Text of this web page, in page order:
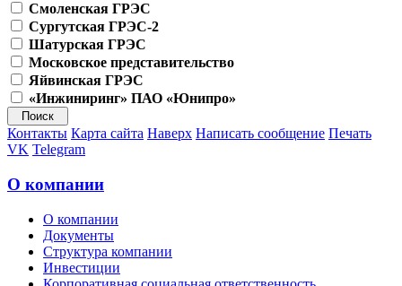
Смоленская ГРЭС
Сургутская ГРЭС-2
Шатурская ГРЭС
Московское представительство
Яйвинская ГРЭС
«Инжиниринг» ПАО «Юнипро»
Контакты Карта сайта Наверх Написать сообщение Печать
VK Telegram
О компании
О компании
Документы
Структура компании
Инвестиции